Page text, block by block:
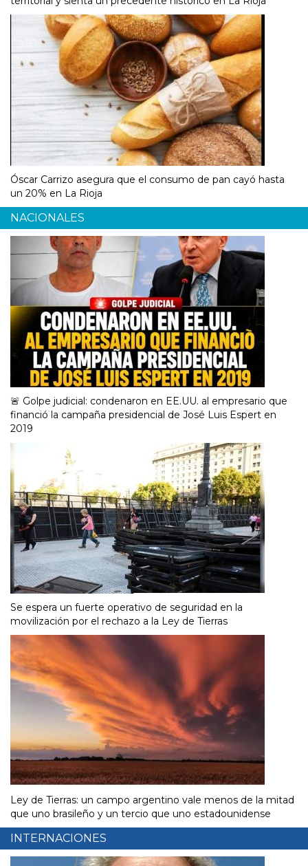
Óscar Carrizo asegura que el consumo de pan cayó hasta
un 20% en La Rioja
NACIONALES
🚨 Golpe judicial: condenaron en EE.UU. al empresario que
financió la campaña presidencial de José Luis Espert en
2019
Se espera un fuerte operativo de seguridad en la
movilización por el rechazo a la Ley de Tierras
Ley de Tierras: un campo argentino vale menos de la mitad
que uno brasileño y un tercio que uno estadounidense
INTERNACIONES